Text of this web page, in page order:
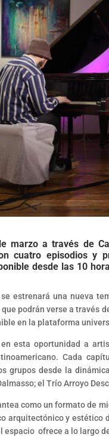
marzo a través de
cuatro episodios y
desde las 10
estrenará una nueva
podrán verse a través
en la plataforma
esta oportunidad a
Cada
grupos desde la
el Trío Arroyo
como un formato de
arquitectónico y estético
espacio ofrece a lo largo